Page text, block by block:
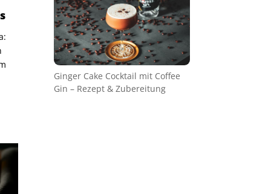
Ginger Cake Cocktail mit Coffee
Gin – Rezept & Zubereitung